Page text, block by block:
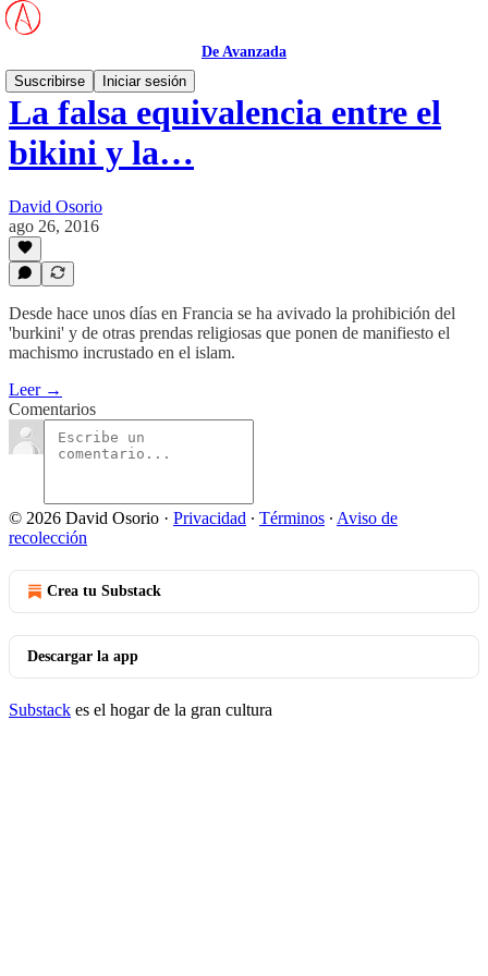
De Avanzada
Suscribirse
Iniciar sesión
La falsa equivalencia entre el
bikini y la…
David Osorio
ago 26, 2016
Desde hace unos días en Francia se ha avivado la prohibición del
'burkini' y de otras prendas religiosas que ponen de manifiesto el
machismo incrustado en el islam.
Leer →
Comentarios
© 2026 David Osorio · Privacidad ∙ Términos ∙ Aviso de
recolección
Crea tu Substack
Descargar la app
Substack es el hogar de la gran cultura